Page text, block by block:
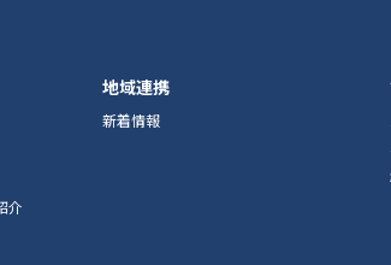
介
地域連携
新着情報